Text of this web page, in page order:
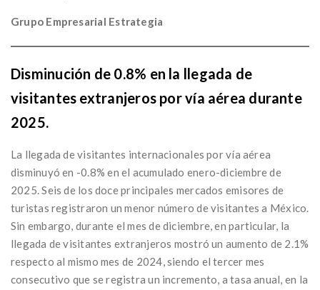
Grupo Empresarial Estrategia
Disminución de 0.8% en la llegada de
visitantes extranjeros por vía aérea durante
2025.
La llegada de visitantes internacionales por vía aérea
disminuyó en -0.8% en el acumulado enero-diciembre de
2025. Seis de los doce principales mercados emisores de
turistas registraron un menor número de visitantes a México.
Sin embargo, durante el mes de diciembre, en particular, la
llegada de visitantes extranjeros mostró un aumento de 2.1%
respecto al mismo mes de 2024, siendo el tercer mes
consecutivo que se registra un incremento, a tasa anual, en la